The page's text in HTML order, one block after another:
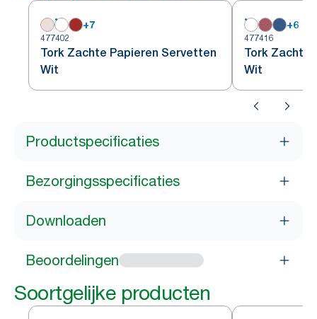
+7
477402
Tork Zachte Papieren Servetten
Wit
+6
477416
Tork Zachte
Wit
Productspecificaties
Bezorgingsspecificaties
Downloaden
Beoordelingen
Soortgelijke producten